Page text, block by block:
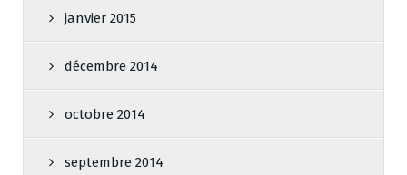
janvier 2015
décembre 2014
octobre 2014
septembre 2014